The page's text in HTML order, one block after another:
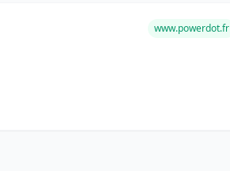
www.powerdot.fr